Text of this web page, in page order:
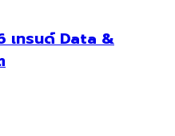
เทรนด์ Data &